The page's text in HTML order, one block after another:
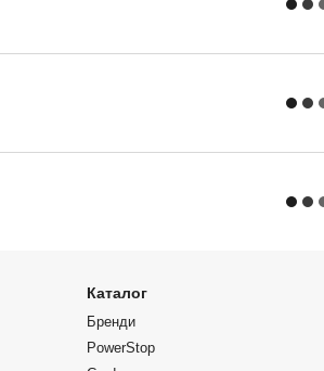
Каталог
Бренди
PowerStop